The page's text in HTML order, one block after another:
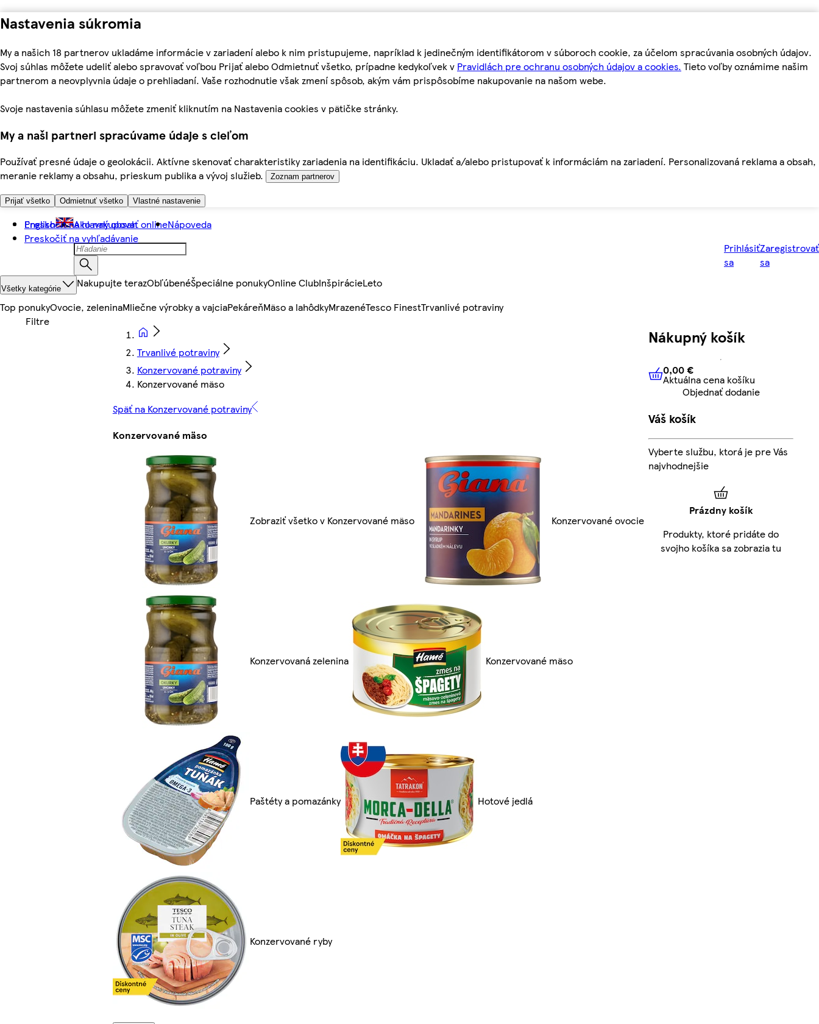
Nastavenia súkromia
My a našich 18 partnerov ukladáme informácie v zariadení alebo k nim pristupujeme, napríklad k jedinečným identifikátorom v súboroch cookie, za účelom spracúvania osobných údajov.
Svoj súhlas môžete udeliť alebo spravovať voľbou Prijať alebo Odmietnuť všetko, prípadne kedykoľvek v Pravidlách pre ochranu osobných údajov a cookies. Tieto voľby oznámime našim
partnerom a neovplyvnia údaje o prehliadaní. Vaše rozhodnutie však zmení spôsob, akým vám prispôsobíme nakupovanie na našom webe.
Svoje nastavenia súhlasu môžete zmeniť kliknutím na Nastavenia cookies v pätičke stránky.
My a naši partneri spracúvame údaje s cieľom
Používať presné údaje o geolokácii. Aktívne skenovať charakteristiky zariadenia na identifikáciu. Ukladať a/alebo pristupovať k informáciám na zariadení. Personalizovaná reklama a obsah,
meranie reklamy a obsahu, prieskum publika a vývoj služieb.
Zoznam partnerov
Prijať všetko Odmietnuť všetko Vlastné nastavenie
Preskočiť na hlavný obsah
Preskočiť na vyhľadávanie
English Ako nakupovať onlineNápoveda
Prihlásiť
sa
Zaregistrovať
sa
Všetky kategórie Nakupujte terazObľúbenéŠpeciálne ponukyOnline ClubInšpirácieLeto
Top ponukyOvocie, zeleninaMliečne výrobky a vajciaPekáreňMäso a lahôdkyMrazenéTesco FinestTrvanlivé potraviny
Trvanlivé potraviny
Konzervované potraviny
Konzervované mäso
Späť na Konzervované potraviny
Konzervované mäso
Zobraziť všetko v Konzervované mäso Konzervované ovocie
Konzervovaná zelenina Konzervované mäso
Paštéty a pomazánky Hotové jedlá
Konzervované ryby
Nákupný košík
0,00 € Aktuálna cena košíku
0,00 €
Aktuálna cena košíku
Objednať dodanie
Váš košík
Vyberte službu, ktorá je pre Vás
najvhodnejšie
Prázdny košík
Produkty, ktoré pridáte do
svojho košíka sa zobrazia tu